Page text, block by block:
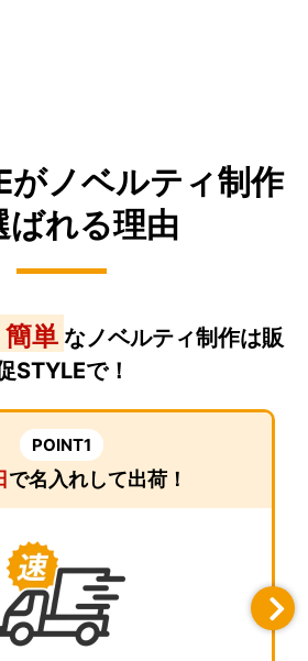
がノベルティ制作
ばれる理由
単 なノベルティ制作は販
STYLEで！
POINT1
で名入れして出荷！